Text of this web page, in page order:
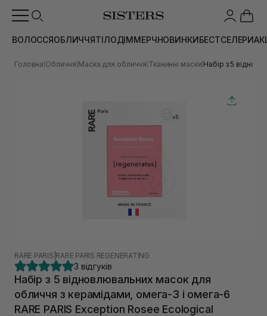
ВОЛОССЯОБЛИЧЧЯТІЛОДІММЕРЧНОВИНКИБЕСТСЕЛЕРИ
Головна Обличчя Маска для обличчя Тканинні маски Набір з 5
RARE PARIS RARE PARIS REGENERATING
3 відгуків
Набір з 5 відновлювальних масок для
обличчя з керамідами, омега-3 і омега-6
RARE PARIS Exception Rosee Ecological